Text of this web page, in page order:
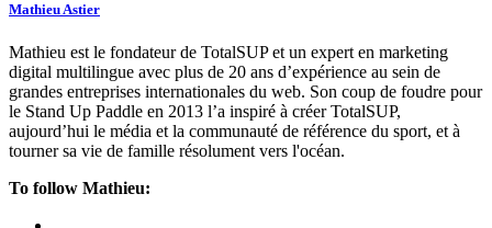
Mathieu Astier
Mathieu est le fondateur de TotalSUP et un expert en marketing
digital multilingue avec plus de 20 ans d’expérience au sein de
grandes entreprises internationales du web. Son coup de foudre pour
le Stand Up Paddle en 2013 l’a inspiré à créer TotalSUP,
aujourd’hui le média et la communauté de référence du sport, et à
tourner sa vie de famille résolument vers l'océan.
To follow Mathieu: